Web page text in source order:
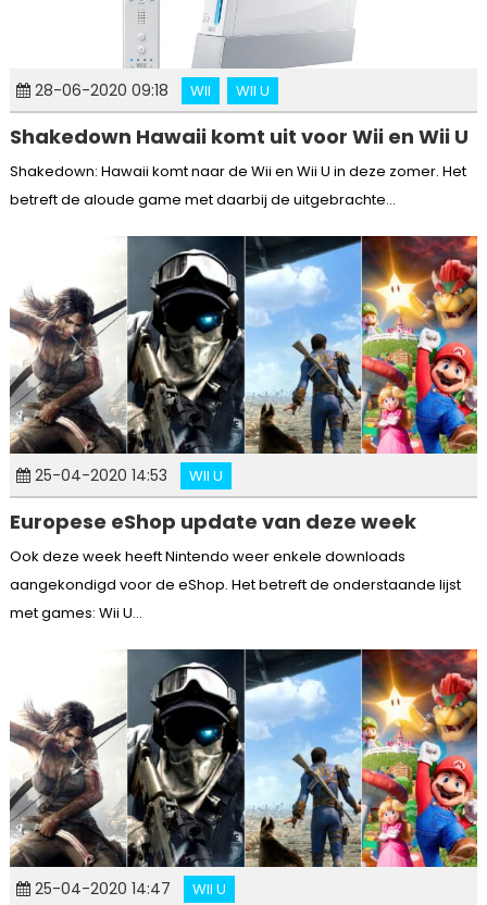
28-06-2020 09:18 WII WII U
Shakedown Hawaii komt uit voor Wii en Wii U
Shakedown: Hawaii komt naar de Wii en Wii U in deze zomer. Het
betreft de aloude game met daarbij de uitgebrachte...
25-04-2020 14:53 WII U
Europese eShop update van deze week
Ook deze week heeft Nintendo weer enkele downloads
aangekondigd voor de eShop. Het betreft de onderstaande lijst
met games: Wii U...
25-04-2020 14:47 WII U